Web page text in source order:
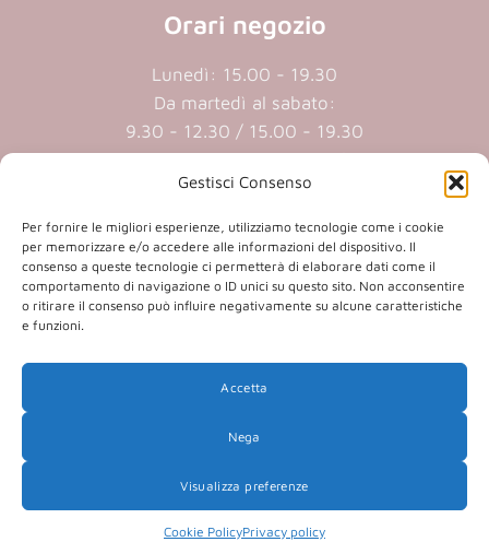
Gestisci Consenso
Per fornire le migliori esperienze, utilizziamo tecnologie come i cookie
per memorizzare e/o accedere alle informazioni del dispositivo. Il
consenso a queste tecnologie ci permetterà di elaborare dati come il
comportamento di navigazione o ID unici su questo sito. Non acconsentire
o ritirare il consenso può influire negativamente su alcune caratteristiche
e funzioni.
Accetta
Nega
Visualizza preferenze
Cookie PolicyPrivacy policy
Orari negozio
Lunedì: 15.00 - 19.30
Da martedì al sabato:
9.30 - 12.30 / 15.00 - 19.30
Domenica e lunedi mattina chiuso
Cookie policy|Privacy policy
P.iva 01409890207 | Reg.Imp. MN
01409890207 | Cap.soc. € 20.800,00 i.v.
in
tab)tab)
Copyright 2026 © Co.Ca.Ma. Srl | powered by
Sartoriadigitale.it